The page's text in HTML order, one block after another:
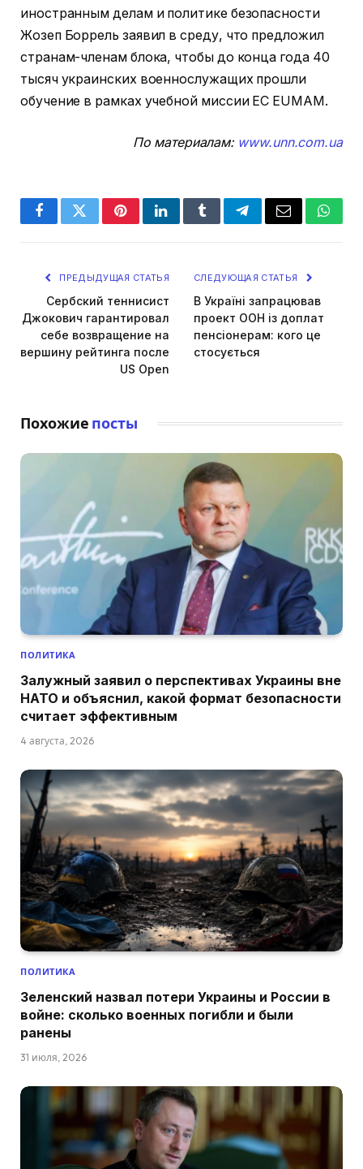
иностранным делам и политике безопасности
Жозеп Боррель заявил в среду, что предложил
странам-членам блока, чтобы до конца года 40
тысяч украинских военнослужащих прошли
обучение в рамках учебной миссии ЕС EUMAM.
По материалам: www.unn.com.ua
FacebookTwitterPinterestLinkedInTumblrTelegramEmail
ПРЕДЫДУЩАЯ СТАТЬЯ
Сербский теннисист
Джокович гарантировал
себе возвращение на
вершину рейтинга после
US Open
СЛЕДУЮЩАЯ СТАТЬЯ
В Україні запрацював
проект ООН із доплат
пенсіонерам: кого це
стосується
Похожие посты
ПОЛИТИКА
Залужный заявил о перспективах Украины вне
НАТО и объяснил, какой формат безопасности
считает эффективным
4 августа, 2026
ПОЛИТИКА
Зеленский назвал потери Украины и России в
войне: сколько военных погибли и были
ранены
31 июля, 2026